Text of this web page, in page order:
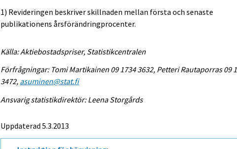
1) Revideringen beskriver skillnaden mellan första och senaste
publikationens årsförändringprocenter.
Källa: Aktiebostadspriser, Statistikcentralen
Förfrågningar: Tomi Martikainen 09 1734 3632, Petteri Rautaporras 09
3472, asuminen@stat.fi
Ansvarig statistikdirektör: Leena Storgårds
Uppdaterad 5.3.2013